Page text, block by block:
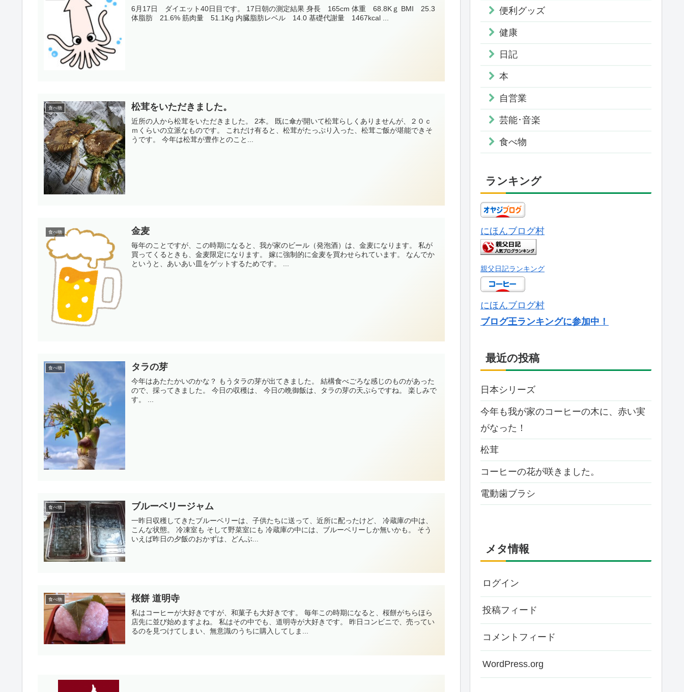
6月17日 ダイエット40日目です。 17日朝の測定結果 身長 165cm 体重 68.8Kｇ BMI 25.3
食べ物 松茸をいただきました。
近所の人から松茸をいただきました。 2本。 既に傘が開いて松茸らしくありませんが、２０ｃ
ｍくらいの立派なものです。 これだけ有ると、松茸がたっぷり入った、松茸ご飯が堪能できそ
うです。 今年は松茸が豊作とのこと...
食べ物 金麦
毎年のことですが、この時期になると、我が家のビール（発泡酒）は、金麦になります。 私が
買ってくるときも、金麦限定になります。 嫁に強制的に金麦を買わせられています。 なんでか
食べ物 タラの芽
今年はあたたかいのかな？ もうタラの芽が出てきました。 結構食べごろな感じのものがあった
ので、採ってきました。 今日の収穫は、 今日の晩御飯は、タラの芽の天ぷらですね。 楽しみで
す。 ...
食べ物 ブルーベリージャム
一昨日収穫してきたブルーベリーは、子供たちに送って、近所に配ったけど、 冷蔵庫の中は、
こんな状態。 冷凍室も そして野菜室にも 冷蔵庫の中には、ブルーベリーしか無いかも。 そう
いえば昨日の夕飯のおかずは、どんぶ...
食べ物 桜餅 道明寺
私はコーヒーが大好きですが、和菓子も大好きです。 毎年この時期になると、桜餅がちらほら
店先に並び始めますよね。 私はその中でも、道明寺が大好きです。 昨日コンビニで、売ってい
るのを見つけてしまい、無意識のうちに購入してしま...
便利グッズ
健康
日記
本
自営業
芸能･音楽
食べ物
ランキング
にほんブログ村
親父日記ランキング
にほんブログ村
ブログ王ランキングに参加中！
最近の投稿
日本シリーズ
今年も我が家のコーヒーの木に、赤い実
がなった！
松茸
コーヒーの花が咲きました。
電動歯ブラシ
メタ情報
ログイン
投稿フィード
コメントフィード
WordPress.org